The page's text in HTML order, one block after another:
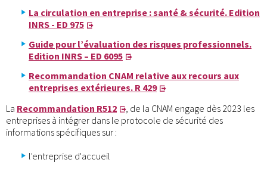
La circulation en entreprise : santé & sécurité. Edition
INRS - ED 975
Guide pour l’évaluation des risques professionnels.
Edition INRS – ED 6095
Recommandation CNAM relative aux recours aux
entreprises extérieures. R 429
La Recommandation R512
, de la CNAM engage dès 2023 les
entreprises à intégrer dans le protocole de sécurité des
informations spécifiques sur :
l'entreprise d'accueil